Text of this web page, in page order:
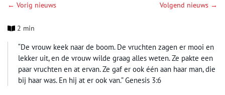
← Vorig nieuws Volgend nieuws →
2 min
“De vrouw keek naar de boom. De vruchten zagen er mooi en
lekker uit, en de vrouw wilde graag alles weten. Ze pakte een
paar vruchten en at ervan. Ze gaf er ook één aan haar man, die
bij haar was. En hij at er ook van.” Genesis 3:6